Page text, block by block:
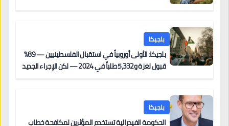
بلجيكا
بلجيكا: الأولى أوروبياً في استقبال الفلسطينيين — 89%
قبول لغزة و5,332 طلباً في 2024 — لكن الإجراء الجديد
بلجيكا
الحكومة الفيدرالية تستخدم المؤثرين لمكافحة خطاب